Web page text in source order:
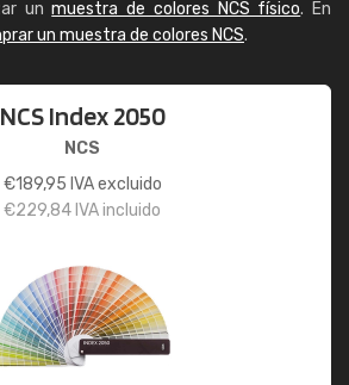
unmuestra de colores NCS físico. En
un muestra de colores NCS.
NCS Index 2050
NCS
€189,95 IVA excluido
€229,84 IVA incluido